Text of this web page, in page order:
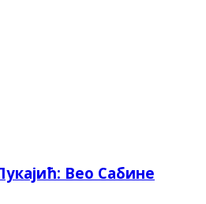
Вео Сабине